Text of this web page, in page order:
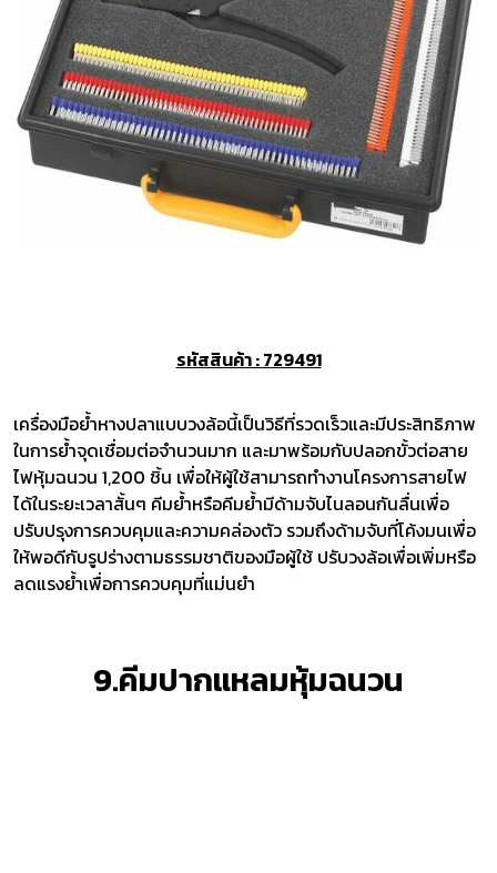
รหัสสินค้า : 729491
เครื่องมือย้ำหางปลาแบบวงล้อนี้เป็นวิธีที่รวดเร็วและมีประสิทธิภาพ
ในการย้ำจุดเชื่อมต่อจำนวนมาก และมาพร้อมกับปลอกขั้วต่อสาย
ไฟหุ้มฉนวน 1,200 ชิ้น เพื่อให้ผู้ใช้สามารถทำงานโครงการสายไฟ
ได้ในระยะเวลาสั้นๆ คีมย้ำหรือคีมย้ำมีด้ามจับไนลอนกันลื่นเพื่อ
ปรับปรุงการควบคุมและความคล่องตัว รวมถึงด้ามจับที่โค้งมนเพื่อ
ให้พอดีกับรูปร่างตามธรรมชาติของมือผู้ใช้ ปรับวงล้อเพื่อเพิ่มหรือ
ลดแรงย้ำเพื่อการควบคุมที่แม่นยำ
9.คีมปากแหลมหุ้มฉนวน